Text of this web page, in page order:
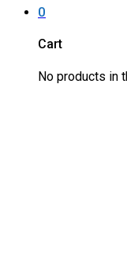
0
Cart
No products in